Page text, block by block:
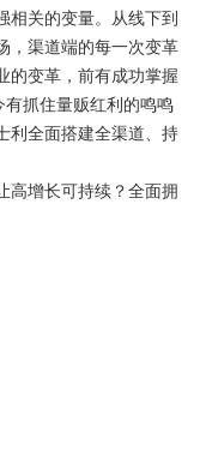
相关的变量。从线下到
，渠道端的每一次变革
的变革，前有成功掌握
有抓住量贩红利的鸣鸣
全面搭建全渠道、持
高增长可持续？全面拥